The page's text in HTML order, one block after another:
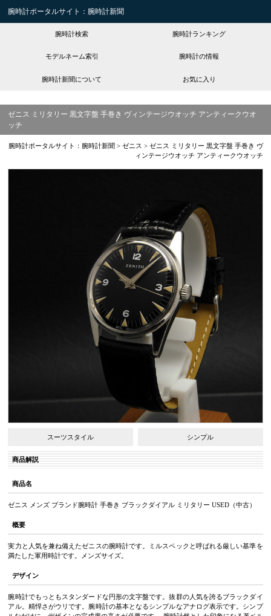
腕時計ポータルサイト：腕時計新聞
腕時計検索 腕時計ランキング
モデルネーム索引 腕時計の情報
腕時計新聞について お気に入り
ゼニス ミリタリー 黒文字盤 手巻き ヴィンテージウオッチ アンティークウオ
ッチ
腕時計ポータルサイト：腕時計新聞 > ゼニス > ゼニス ミリタリー 黒文字盤 手巻き ヴ
ィンテージウオッチ アンティークウオッチ
スーツスタイル シンプル
商品解説
商品名
ゼニス メンズ ブランド腕時計 手巻き ブラックダイアル ミリタリー USED（中古）
概要
実力と人気を兼ね備えたゼニスの腕時計です。ミルスペックと呼ばれる厳しい基準を
満たした軍用時計です。メンズサイズ。
デザイン
腕時計でもっともスタンダードな円形の文字盤です。抜群の人気を誇るブラックダイ
アル。精悍さがウリです。腕時計の基本となるシンプルなアナログ表示です。シンプ